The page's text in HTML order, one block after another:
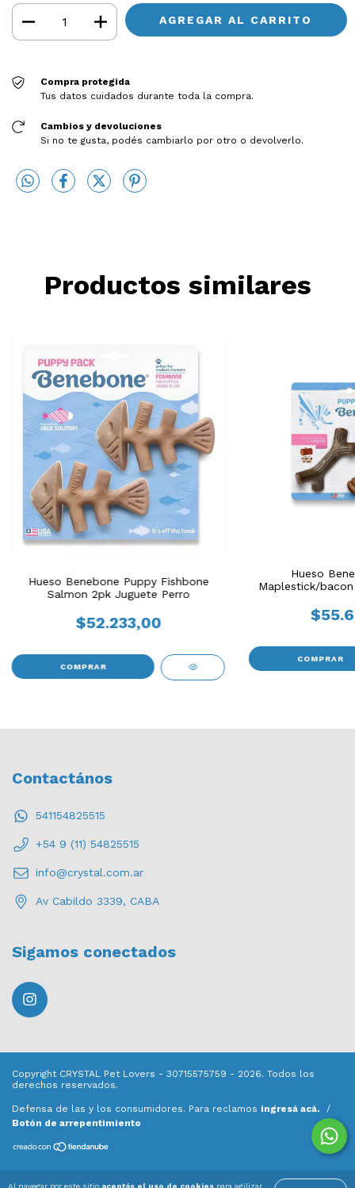
Al navegar por este sitio aceptás el uso de cookies para agilizar
Compra protegida
Tus datos cuidados durante toda la compra.
Cambios y devoluciones
Si no te gusta, podés cambiarlo por otro o devolverlo.
Productos similares
Hueso Benebone Puppy Fishbone
Salmon 2pk Juguete Perro
$52.233,00
COMPRAR
Hueso
Maplestick/
COMPRAR
Contactános
541154825515
+54 9 (11) 54825515
info@crystal.com.ar
Av Cabildo 3339, CABA
Sigamos conectados
Copyright CRYSTAL Pet Lovers - 30715575759 - 2026. Todos los
derechos reservados.
Defensa de las y los consumidores. Para reclamos ingresá acá.
/
Botón de arrepentimiento